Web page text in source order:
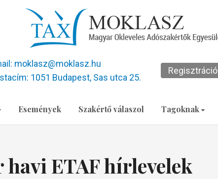
moklasz@moklasz.hu
1051 Budapest, Sas utca 25.
Regisztráció
Események Szakértő válaszol Tagoknak
havi ETAF hírlevelek